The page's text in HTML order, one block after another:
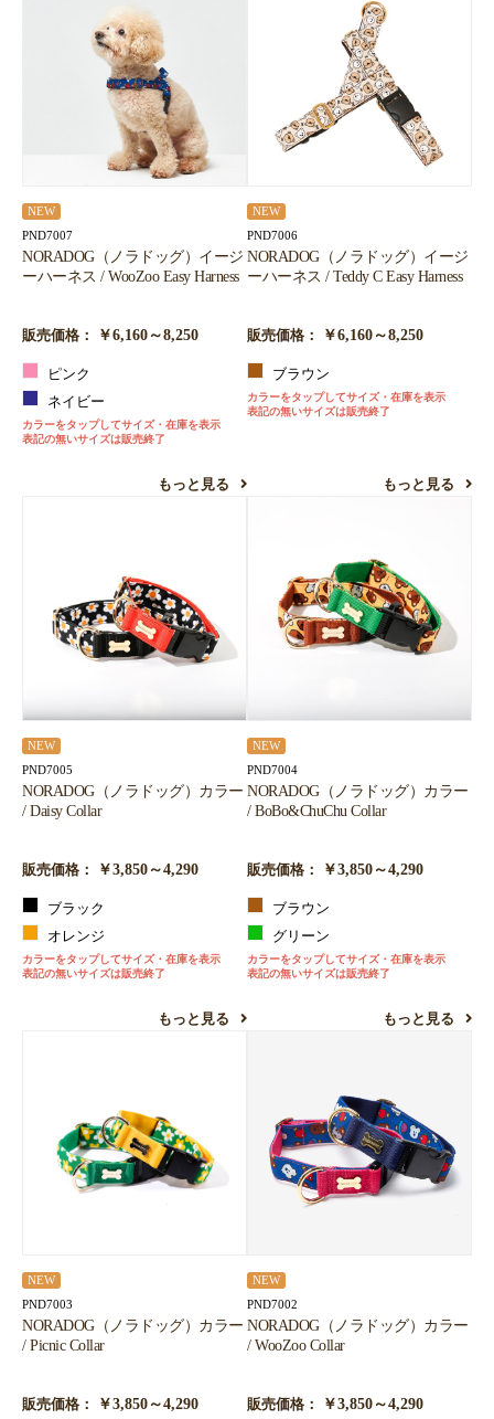
NEW
PND7007
NORADOG（ノラドッグ）イージ
ーハーネス / WooZoo Easy Harness
販売価格： ￥6,160～8,250
ピンク
ネイビー
カラーをタップしてサイズ・在庫を表示
表記の無いサイズは販売終了
もっと見る
NEW
PND7006
NORADOG（ノラドッグ）イージ
ーハーネス / Teddy C Easy Harness
販売価格： ￥6,160～8,250
ブラウン
カラーをタップしてサイズ・在庫を表示
表記の無いサイズは販売終了
もっと見る
NEW
PND7005
NORADOG（ノラドッグ）カラー
/ Daisy Collar
販売価格： ￥3,850～4,290
ブラック
オレンジ
カラーをタップしてサイズ・在庫を表示
表記の無いサイズは販売終了
もっと見る
NEW
PND7004
NORADOG（ノラドッグ）カラー
/ BoBo&ChuChu Collar
販売価格： ￥3,850～4,290
ブラウン
グリーン
カラーをタップしてサイズ・在庫を表示
表記の無いサイズは販売終了
もっと見る
NEW
PND7003
NORADOG（ノラドッグ）カラー
/ Picnic Collar
販売価格： ￥3,850～4,290
NEW
PND7002
NORADOG（ノラドッグ）カラー
/ WooZoo Collar
販売価格： ￥3,850～4,290